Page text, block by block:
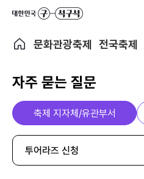
문화관광축제 전국축제
자주 묻는 질문
축제 지자체/유관부서
투어라즈 신청